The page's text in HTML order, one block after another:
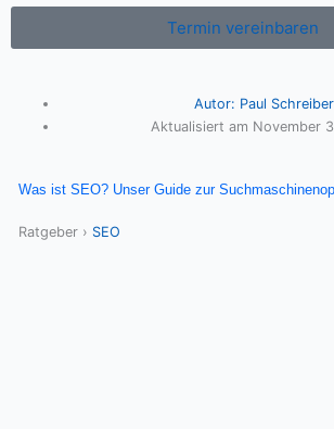
Termin vereinbaren
Autor: Paul Schreiber
Aktualisiert am November
Was ist SEO? Unser Guide zur
Ratgeber › SEO